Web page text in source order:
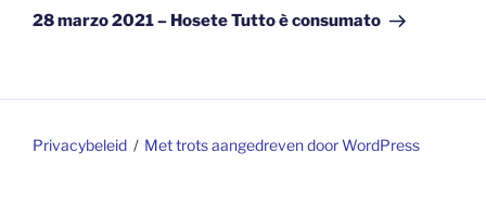
bericht
28 marzo 2021 – Hosete Tutto è consumato
Privacybeleid Met trots aangedreven door WordPress